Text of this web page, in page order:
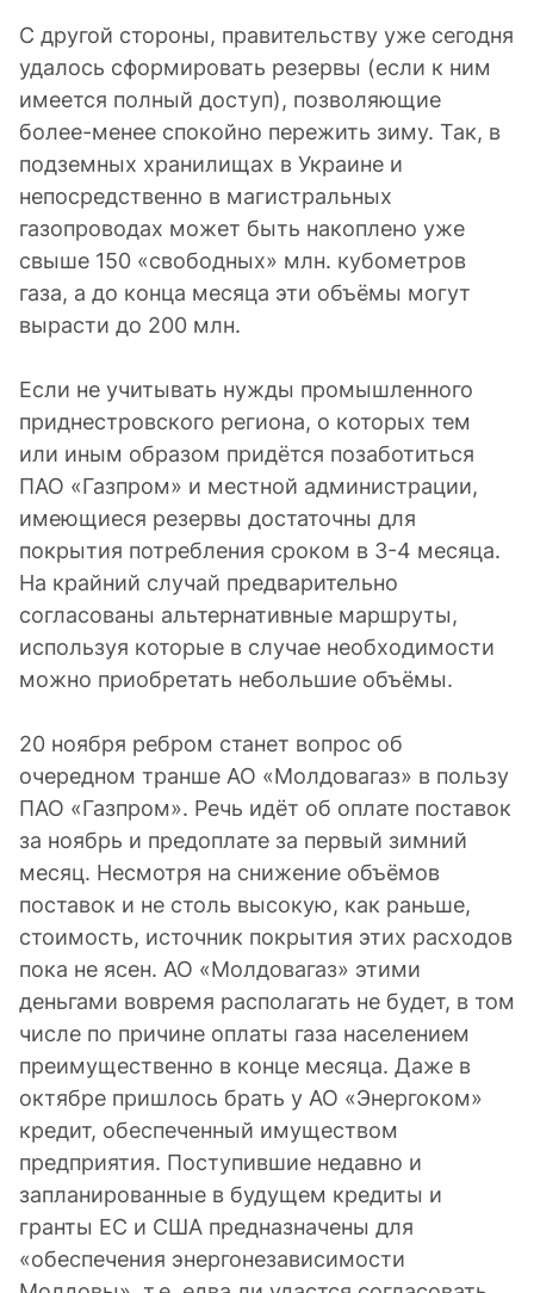
С другой стороны, правительству уже сегодня
удалось сформировать резервы (если к ним
имеется полный доступ), позволяющие
более-менее спокойно пережить зиму. Так, в
подземных хранилищах в Украине и
непосредственно в магистральных
газопроводах может быть накоплено уже
свыше 150 «свободных» млн. кубометров
газа, а до конца месяца эти объёмы могут
вырасти до 200 млн.
Если не учитывать нужды промышленного
приднестровского региона, о которых тем
или иным образом придётся позаботиться
ПАО «Газпром» и местной администрации,
имеющиеся резервы достаточны для
покрытия потребления сроком в 3-4 месяца.
На крайний случай предварительно
согласованы альтернативные маршруты,
используя которые в случае необходимости
можно приобретать небольшие объёмы.
20 ноября ребром станет вопрос об
очередном транше АО «Молдовагаз» в пользу
ПАО «Газпром». Речь идёт об оплате поставок
за ноябрь и предоплате за первый зимний
месяц. Несмотря на снижение объёмов
поставок и не столь высокую, как раньше,
стоимость, источник покрытия этих расходов
пока не ясен. АО «Молдовагаз» этими
деньгами вовремя располагать не будет, в том
числе по причине оплаты газа населением
преимущественно в конце месяца. Даже в
октябре пришлось брать у АО «Энергоком»
кредит, обеспеченный имуществом
предприятия. Поступившие недавно и
запланированные в будущем кредиты и
гранты ЕС и США предназначены для
«обеспечения энергонезависимости